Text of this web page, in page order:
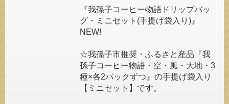
『我孫子コーヒー物語ドリップバッ
グ・ミニセット(手提げ袋入り)』
NEW!
☆我孫子市推奨・ふるさと産品『我
孫子コーヒー物語・空・風・大地・3
種×各2パックずつ』の手提げ袋入り
【ミニセット】です。